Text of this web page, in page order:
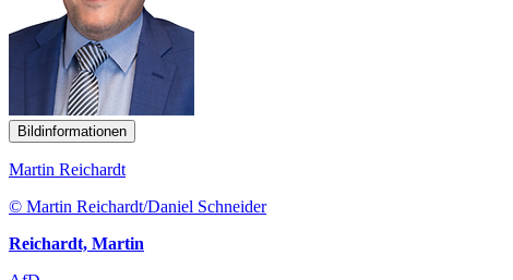
Bildinformationen
Martin Reichardt
© Martin Reichardt/Daniel Schneider
Reichardt, Martin